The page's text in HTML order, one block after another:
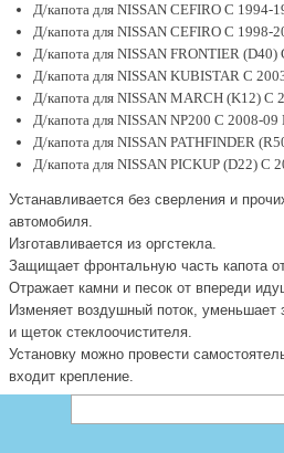
Д/капота для NISSAN CEFIRO C 1994-
Д/капота для NISSAN CEFIRO С 1998-
Д/капота для NISSAN FRONTIER
Д/капота для NISSAN KUBISTAR С
Д/капота для NISSAN MARCH (K12) С
Д/капота для NISSAN NP200 С 2008-
Д/капота для NISSAN PATHFINDER
Д/капота для NISSAN PICKUP (D22) С
Устанавливается без сверления и
автомобиля.
Изготавливается из оргстекла.
Защищает фронтальную часть капота
Отражает камни и песок от впереди
Изменяет воздушный поток, уменьшает
и щеток стеклоочистителя.
Установку можно провести
входит крепление.